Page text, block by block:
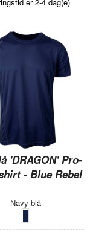
'DRAGON' Pro-
- Blue Rebel
Navy blå